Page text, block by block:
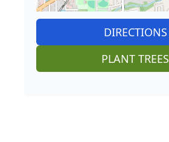
DIRECTIONS
PLANT TREES